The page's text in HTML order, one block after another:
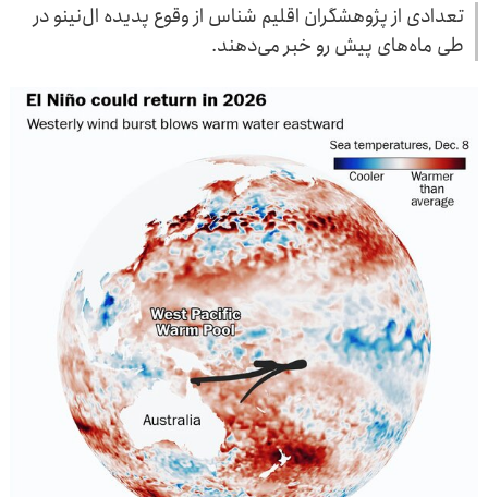
تعدادی از پژوهشگران اقلیم شناس از وقوع پدیده ال‌نینو در
طی ماه‌های پیش رو خبر می‌دهند.